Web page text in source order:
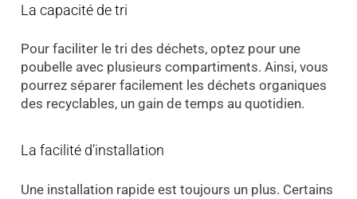
La capacité de tri
Pour faciliter le tri des déchets, optez pour une
poubelle avec plusieurs compartiments. Ainsi, vous
pourrez séparer facilement les déchets organiques
des recyclables, un gain de temps au quotidien.
La facilité d’installation
Une installation rapide est toujours un plus. Certains